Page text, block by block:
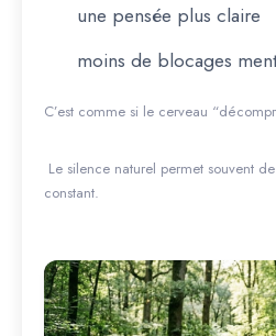
une pensée plus claire
moins de blocages
C’est comme si le cerveau
Le silence naturel permet souvent
constant.